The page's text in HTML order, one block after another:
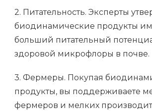
2. Питательность. Эксперты
биодинамические продукты
больший питательный
здоровой микрофлоры в почве.
3. Фермеры. Покупая
продукты, вы поддерживаете
фермеров и мелких